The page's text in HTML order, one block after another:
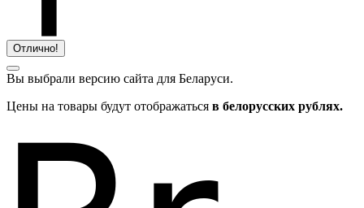
Отлично!
Вы выбрали версию сайта для Беларуси.
Цены на товары будут отображаться в белорусских рублях.